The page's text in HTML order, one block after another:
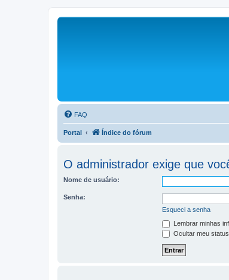
FAQ
Portal Índice do fórum
O administrador exige que
Nome de usuário:
Senha:
Esqueci a senha
Lembrar minhas
Ocultar meu